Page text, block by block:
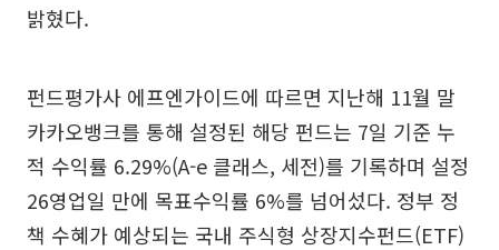
밝혔다.
펀드평가사 에프엔가이드에 따르면 지난해 11월 말
카카오뱅크를 통해 설정된 해당 펀드는 7일 기준 누
적 수익률 6.29%(A-e 클래스, 세전)를 기록하며 설정
26영업일 만에 목표수익률 6%를 넘어섰다. 정부 정
책 수혜가 예상되는 국내 주식형 상장지수펀드(ETF)